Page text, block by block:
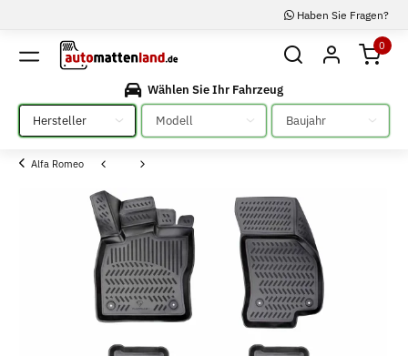
Haben Sie Fragen?
0
Wählen Sie Ihr Fahrzeug
Bitte auswählen
Bitte auswählen Bitte auswählen
Alfa Romeo